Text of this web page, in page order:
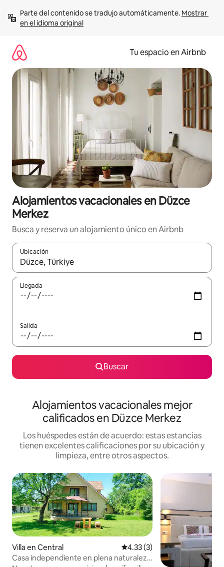
contenido
Parte del contenido se tradujo automáticamente. Mostrar
en el idioma original
Tu espacio en Airbnb
Alojamientos vacacionales en Düzce
Merkez
Busca y reserva un alojamiento único en Airbnb
Ubicación
Cuando los resultados estén disponibles, podrás navegar
Llegada
Salida
Buscar
Alojamientos vacacionales mejor
calificados en Düzce Merkez
Los huéspedes están de acuerdo: estas estancias
tienen excelentes calificaciones por su ubicación y
limpieza, entre otros aspectos.
Villa en Central Calificación promedio: 4.33
4.33 (3)
Casa independiente en plena naturaleza